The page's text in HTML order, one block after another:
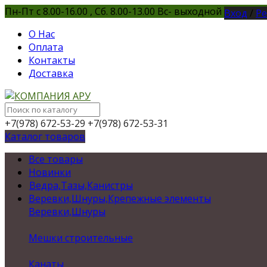
Пн-Пт с 8.00-16.00 , Сб. 8.00-13.00 Вс- выходной Вход /
О Нас
Оплата
Контакты
Доставка
+7(978) 672-53-29 +7(978) 672-53-31
Каталог товаров
Все товары
Новинки
Ведра,Тазы,Канистры
Веревки,Шнуры,Крепежные элементы
Веревки,Шнуры
Мешки строительные
Канаты